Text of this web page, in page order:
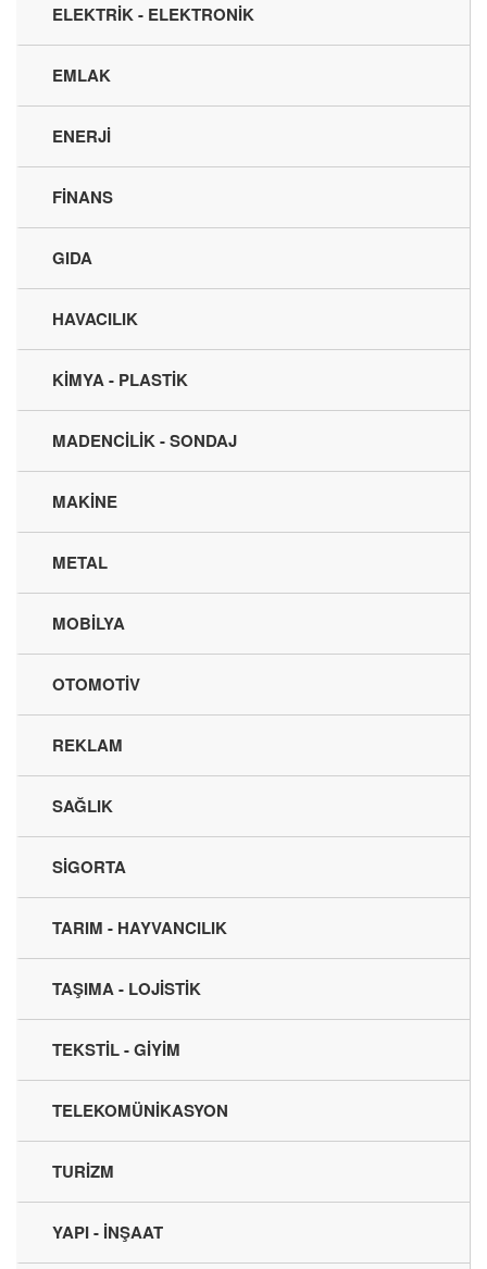
ELEKTRİK - ELEKTRONİK
EMLAK
ENERJİ
FİNANS
GIDA
HAVACILIK
KİMYA - PLASTİK
MADENCİLİK - SONDAJ
MAKİNE
METAL
MOBİLYA
OTOMOTİV
REKLAM
SAĞLIK
SİGORTA
TARIM - HAYVANCILIK
TAŞIMA - LOJİSTİK
TEKSTİL - GİYİM
TELEKOMÜNİKASYON
TURİZM
YAPI - İNŞAAT